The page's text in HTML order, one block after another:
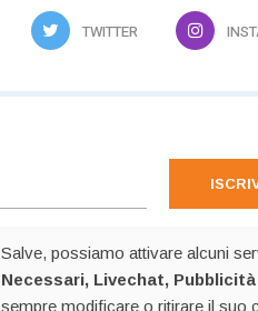
TWITTER
Salve, possiamo attivare alcuni
Necessari, Livechat,
sempre modificare o ritirare il suo